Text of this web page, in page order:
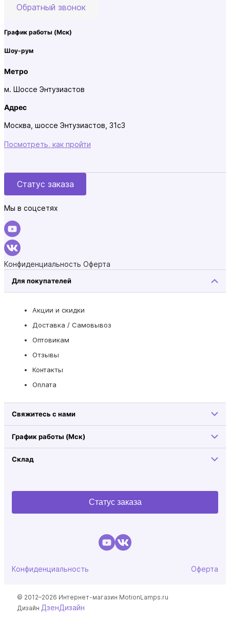
Обратный звонок
График работы (Мск)
Шоу-рум
Метро
м. Шоссе Энтузиастов
Адрес
Москва, шоссе Энтузиастов, 31с3
Посмотреть, как пройти
Статус заказа
Мы в соцсетях
Конфиденциальность Оферта
Для покупателей
Акции и скидки
Доставка / Самовывоз
Оптовикам
Отзывы
Контакты
Оплата
Свяжитесь с нами
График работы (Мск)
Склад
Статус заказа
Конфиденциальность Оферта
© 2012–2026 Интернет-магазин MotionLamps.ru
Дизайн ДзенДизайн